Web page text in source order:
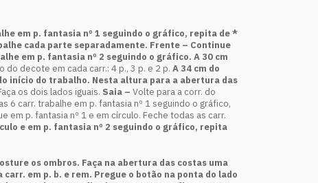
em p. fantasia nº 1 seguindo o gráfico, repita de *
cada parte separadamente. Frente – Continue
em p. fantasia nº 2 seguindo o gráfico. A 30 cm
decote em cada carr.: 4 p., 3 p. e 2 p. A 34 cm do
início do trabalho. Nesta altura para a abertura das
os dois lados iguais. Saia – Volte para a corr. do
6 carr. trabalhe em p. fantasia nº 1 seguindo o gráfico,
em p. fantasia nº 1 e em círculo. Feche todas as carr.
e em p. fantasia nº 2 seguindo o gráfico, repita
os ombros. Faça na abertura das costas uma
em p. b. e rem. Pregue o botão na ponta do lado